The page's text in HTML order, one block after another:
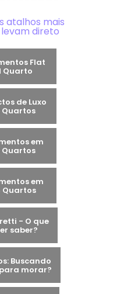
atalhos mais
direto
Flat
Quarto
de Luxo
Quartos
em
Quartos
em
Quartos
- O que
saber?
Buscando
morar?